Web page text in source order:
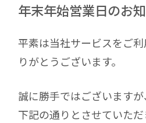
年末年始営業日のお
平素は当社サービスをご
りがとうございます。
誠に勝手ではございます
下記の通りとさせていただ